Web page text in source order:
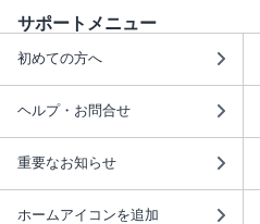
サポートメニュー
初めての方へ
ヘルプ・お問合せ
重要なお知らせ
ホームアイコンを追加